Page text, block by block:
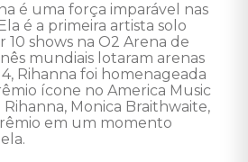
é uma força imparável nas
é a primeira artista solo
10 shows na O2 Arena de
mundiais lotaram arenas
Rihanna foi homenageada
ícone no America Music
Rihanna, Monica Braithwaite,
em um momento